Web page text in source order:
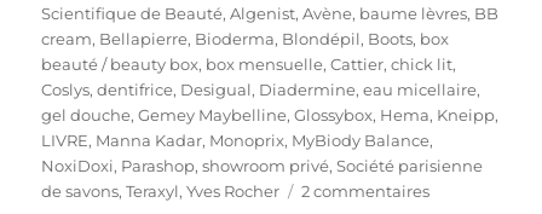
le
Scientifique de Beauté,Algenist,Avène, baume lèvres, BB
cream, Bellapierre, Bioderma, Blondépil, Boots, box
beauté / beauty box, box mensuelle,Cattier,chick lit,
Coslys,dentifrice, Desigual, Diadermine,eau micellaire,
gel douche,Gemey Maybelline,Glossybox, Hema, Kneipp,
LIVRE, Manna Kadar, Monoprix, MyBiody Balance,
NoxiDoxi, Parashop,showroom privé,Société parisienne
de savons,Teraxyl,Yves Rocher 2 commentairessur